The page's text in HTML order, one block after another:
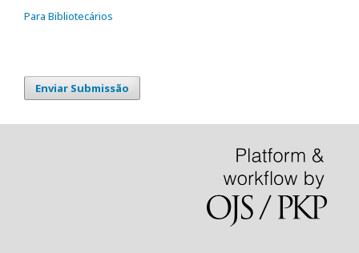
Para Bibliotecários
Enviar Submissão